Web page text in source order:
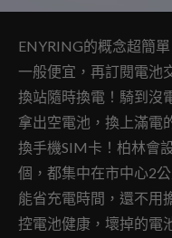
ENYRING的概念超簡
一般便宜，再訂閱電池
換站隨時換電！騎到沒
拿出空電池，換上滿電
換手機SIM卡！柏林會
個，都集中在市中心2
能省充電時間，還不用
控電池健康，壞掉的電